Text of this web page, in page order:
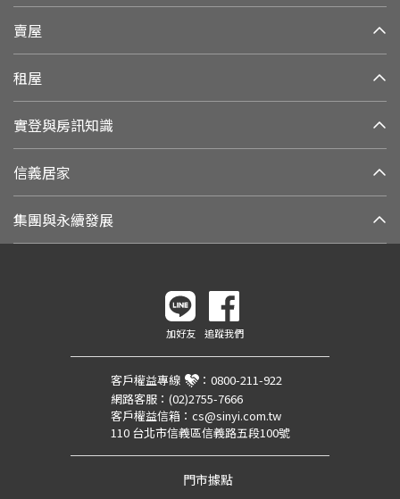
賣屋
租屋
實登與房訊知識
信義居家
集團與永續發展
加好友 追蹤我們
客戶權益專線 ： 0800-211-922
網路客服： (02)2755-7666
客戶權益信箱： cs@sinyi.com.tw
110 台北市信義區信義路五段100號
門市據點